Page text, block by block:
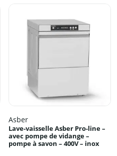
Asber
Lave-vaisselle Asber Pro-line –
avec pompe de vidange –
pompe à savon – 400V – inox